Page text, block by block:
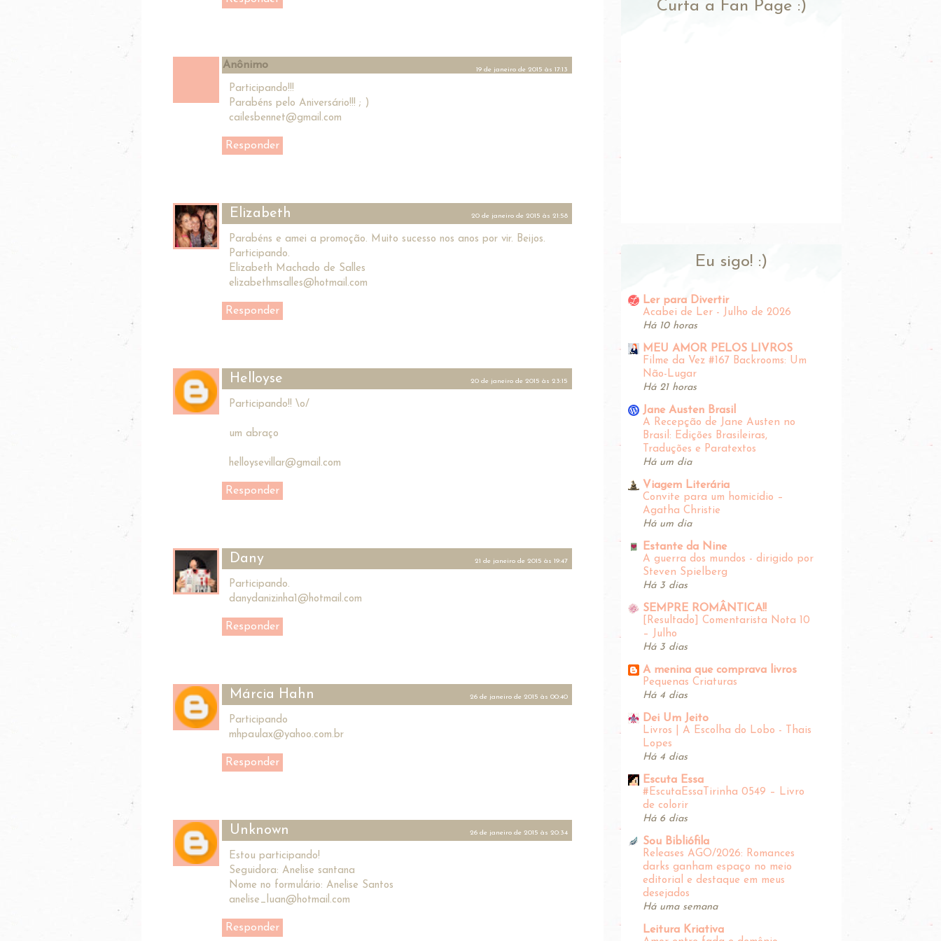
Anônimo 19 de janeiro de 2015 às 17:13
Participando!!!
Parabéns pelo Aniversário!!! ; )
cailesbennet@gmail.com
Responder
Elizabeth 20 de janeiro de 2015 às 21:58
Parabéns e amei a promoção. Muito sucesso nos anos por vir. Beijos.
Participando.
Elizabeth Machado de Salles
elizabethmsalles@hotmail.com
Responder
Helloyse 20 de janeiro de 2015 às 23:15
Participando!! \o/
um abraço
helloysevillar@gmail.com
Responder
Dany 21 de janeiro de 2015 às 19:47
Participando.
danydanizinha1@hotmail.com
Responder
Márcia Hahn 26 de janeiro de 2015 às 00:40
Participando
mhpaulax@yahoo.com.br
Responder
Unknown 26 de janeiro de 2015 às 20:34
Estou participando!
Seguidora: Anelise santana
Nome no formulário: Anelise Santos
anelise_luan@hotmail.com
Responder
Curta a Fan Page :)
Eu sigo! :)
Ler para Divertir
Acabei de Ler - Julho de 2026
Há 10 horas
MEU AMOR PELOS LIVROS
Filme da Vez #167 Backrooms: Um
Não-Lugar
Há 21 horas
Jane Austen Brasil
A Recepção de Jane Austen no
Brasil: Edições Brasileiras,
Traduções e Paratextos
Há um dia
Viagem Literária
Convite para um homicídio –
Agatha Christie
Há um dia
Estante da Nine
A guerra dos mundos - dirigido por
Steven Spielberg
Há 3 dias
SEMPRE ROMÂNTICA!!
[Resultado] Comentarista Nota 10
– Julho
Há 3 dias
A menina que comprava livros
Pequenas Criaturas
Há 4 dias
Dei Um Jeito
Livros | A Escolha do Lobo - Thais
Lopes
Há 4 dias
Escuta Essa
#EscutaEssaTirinha‬ 0549 – Livro
de colorir
Há 6 dias
Sou Bibliófila
Releases AGO/2026: Romances
darks ganham espaço no meio
editorial e destaque em meus
desejados
Há uma semana
Leitura Kriativa